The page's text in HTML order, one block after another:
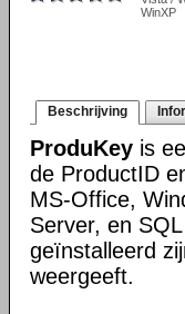
WinXP
Beschrijving
ProduKey is
de ProductID
MS-Office,
Server, en
geïnstalleerd
weergeeft.